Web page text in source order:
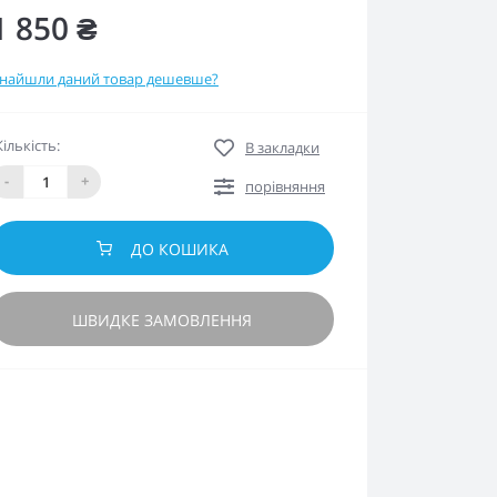
850 ₴
даний товар дешевше?
-
+
В закладки
порівняння
ДО КОШИКА
ШВИДКЕ ЗАМОВЛЕННЯ